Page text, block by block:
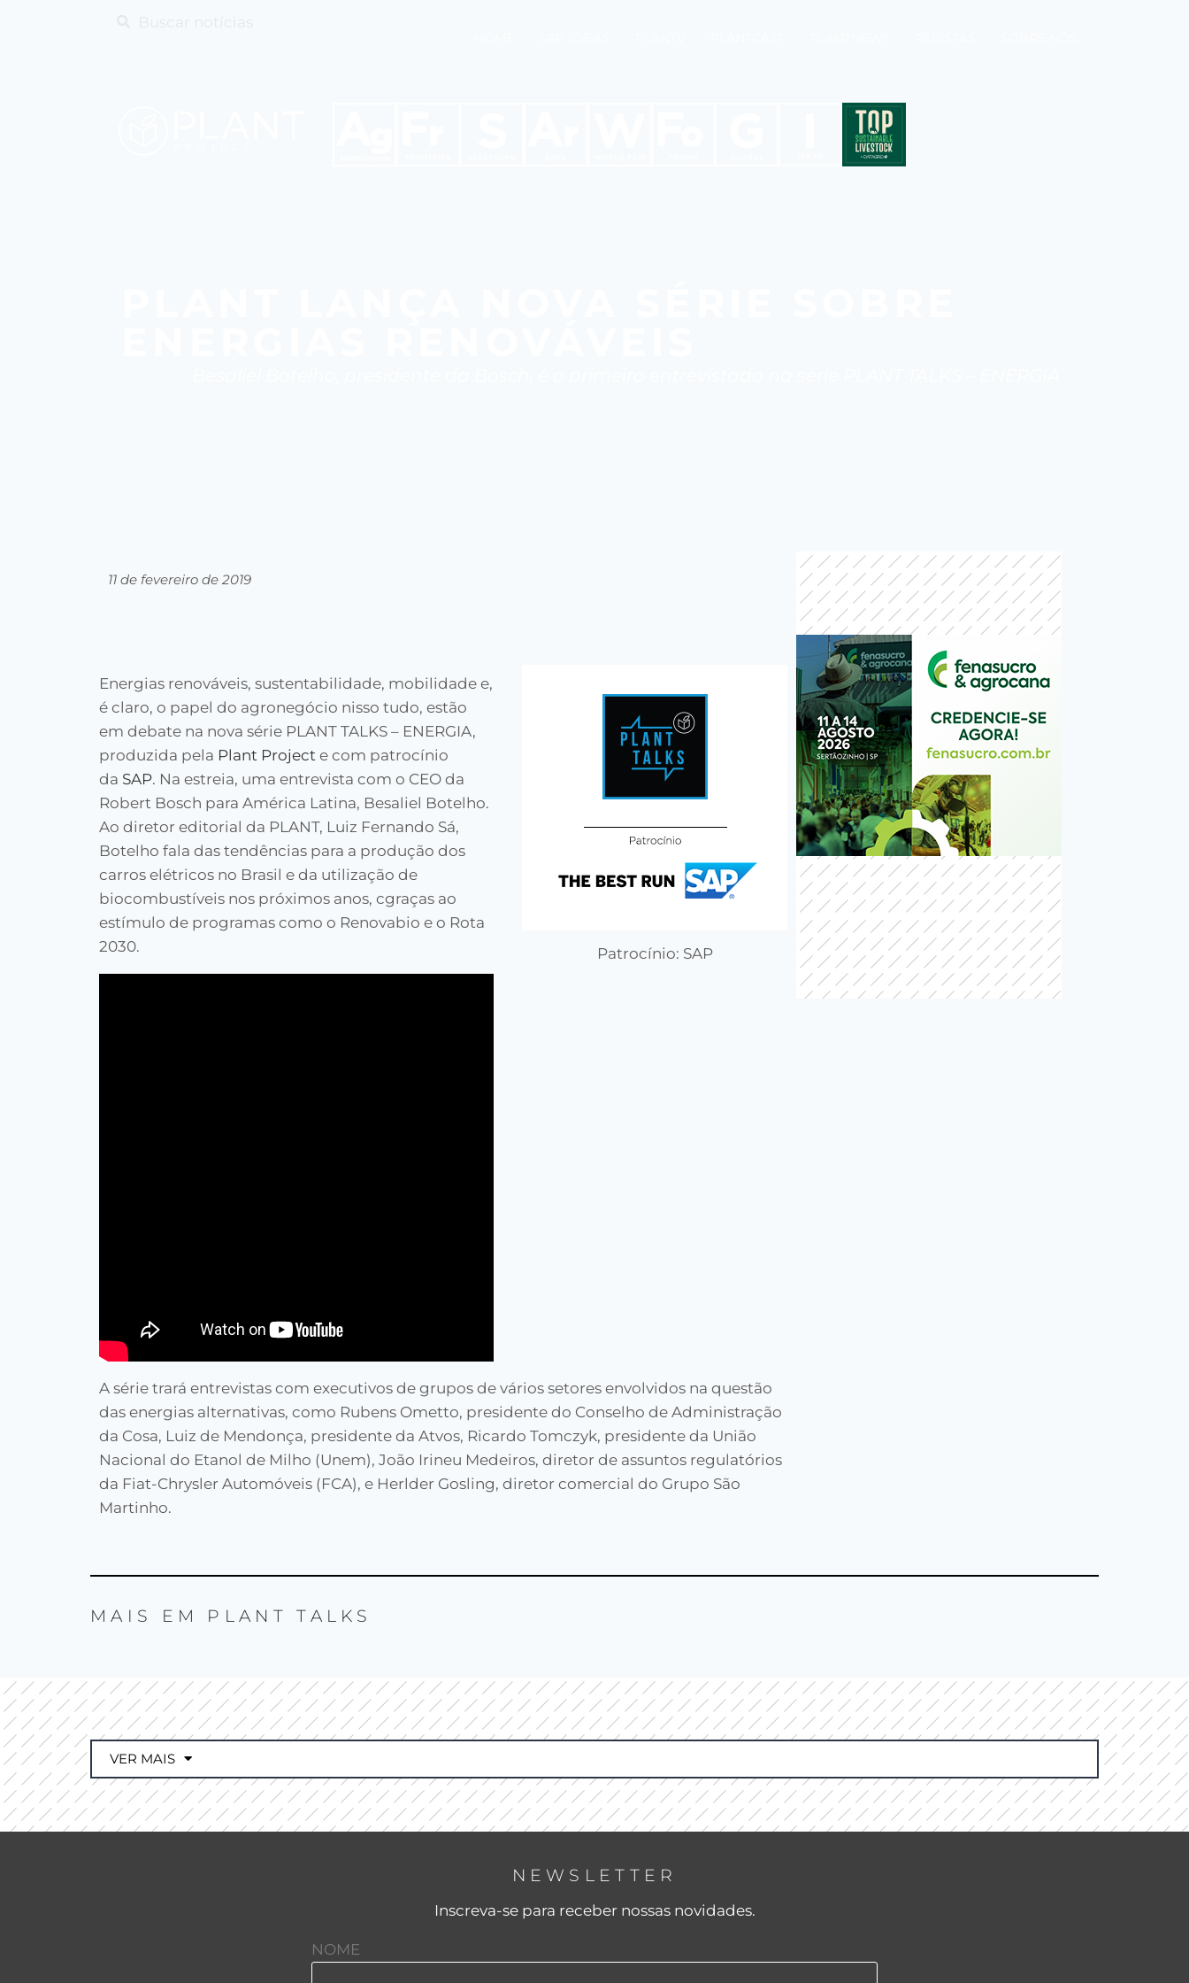
11 de fevereiro de 2019
Patrocínio: SAP
Energias renováveis, sustentabilidade, mobilidade e,
é claro, o papel do agronegócio nisso tudo, estão
em debate na nova série PLANT TALKS – ENERGIA,
produzida pela Plant Project e com patrocínio
da SAP. Na estreia, uma entrevista com o CEO da
Robert Bosch para América Latina, Besaliel Botelho.
Ao diretor editorial da PLANT, Luiz Fernando Sá,
Botelho fala das tendências para a produção dos
carros elétricos no Brasil e da utilização de
biocombustíveis nos próximos anos, cgraças ao
estímulo de programas como o Renovabio e o Rota
2030.
A série trará entrevistas com executivos de grupos de vários setores envolvidos na questão
das energias alternativas, como Rubens Ometto, presidente do Conselho de Administração
da Cosa, Luiz de Mendonça, presidente da Atvos, Ricardo Tomczyk, presidente da União
Nacional do Etanol de Milho (Unem), João Irineu Medeiros, diretor de assuntos regulatórios
da Fiat-Chrysler Automóveis (FCA), e Herlder Gosling, diretor comercial do Grupo São
Martinho.
MAIS EM PLANT TALKS
VER MAIS
NEWSLETTER
Inscreva-se para receber nossas novidades.
NOME